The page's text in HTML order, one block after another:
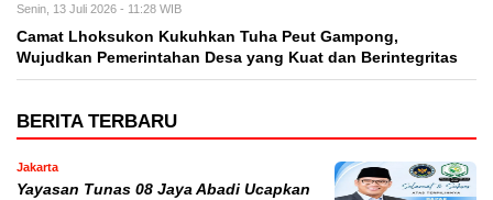
Senin, 13 Juli 2026 - 11:28 WIB
Camat Lhoksukon Kukuhkan Tuha Peut Gampong,
Wujudkan Pemerintahan Desa yang Kuat dan Berintegritas
BERITA TERBARU
Jakarta
Yayasan Tunas 08 Jaya Abadi Ucapkan